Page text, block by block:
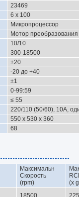
23469
6 x 100
Микропроцессор
Мотор преобразования
10/10
300-18500
±20
-20 до +40
±1
0-99:59
≤ 55
220/110 (50/60), 10A,
550 x 530 x 360
68
Максимальн
Скорость
(rpm)
(x
18500